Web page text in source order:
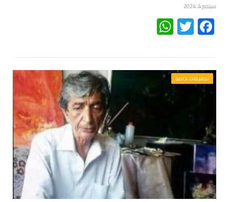
سبتمبر 4, 2024
Facebook
Twitter
تحقيقات خاصة